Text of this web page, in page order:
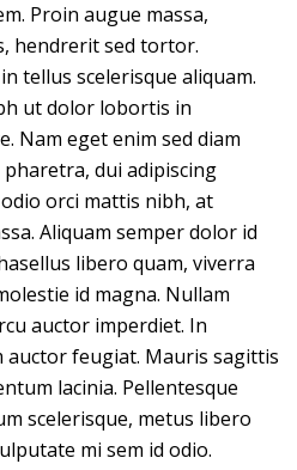
Proin augue massa,
hendrerit sed tortor.
tellus scelerisque aliquam.
ut dolor lobortis in
Nam eget enim sed diam
dui adipiscing
orci mattis nibh, at
Aliquam semper dolor id
libero quam, viverra
id magna. Nullam
auctor imperdiet. In
feugiat. Mauris sagittis
lacinia. Pellentesque
scelerisque, metus libero
mi sem id odio.